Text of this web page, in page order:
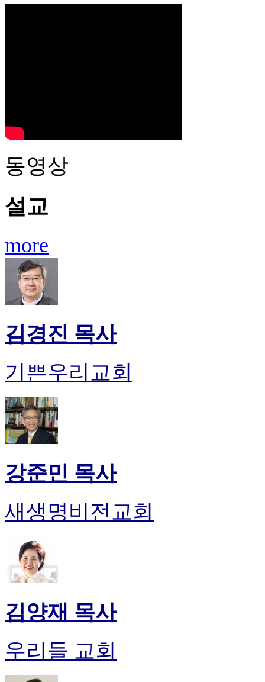
동영상
설교
more
김경진 목사
기쁜우리교회
강준민 목사
새생명비전교회
김양재 목사
우리들 교회